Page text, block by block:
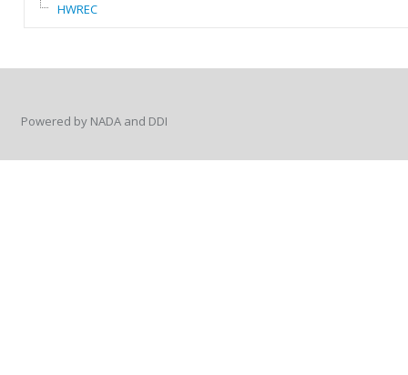
HWREC
Powered by NADA and DDI